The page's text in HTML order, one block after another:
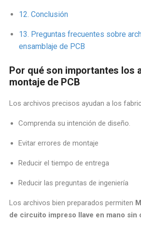
Conclusión
Preguntas frecuentes sobre
ensamblaje de PCB
Por qué son importantes los
montaje de PCB
Los archivos precisos ayudan a los
Comprenda su intención de diseño.
Evitar errores de montaje
Reducir el tiempo de entrega
Reducir las preguntas de ingeniería
Los archivos bien preparados permiten
de circuito impreso llave en mano sin